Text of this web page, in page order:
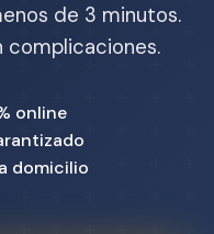
de 3 minutos.
complicaciones.
online
domicilio